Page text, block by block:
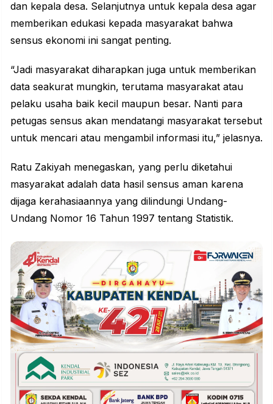
dan kepala desa. Selanjutnya untuk kepala desa agar
memberikan edukasi kepada masyarakat bahwa
sensus ekonomi ini sangat penting.
“Jadi masyarakat diharapkan juga untuk memberikan
data seakurat mungkin, terutama masyarakat atau
pelaku usaha baik kecil maupun besar. Nanti para
petugas sensus akan mendatangi masyarakat tersebut
untuk mencari atau mengambil informasi itu,” jelasnya.
Ratu Zakiyah menegaskan, yang perlu diketahui
masyarakat adalah data hasil sensus aman karena
dijaga kerahasiaannya yang dilindungi Undang-
Undang Nomor 16 Tahun 1997 tentang Statistik.